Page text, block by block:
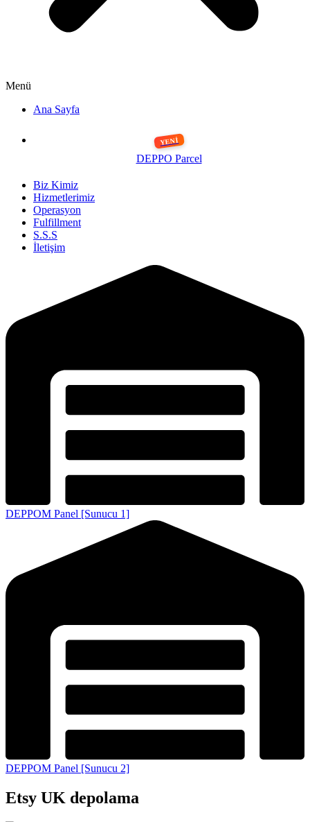
Menü
Ana Sayfa
DEPPO Parcel
Biz Kimiz
Hizmetlerimiz
Operasyon
Fulfillment
S.S.S
İletişim
DEPPOM Panel [Sunucu 1]
DEPPOM Panel [Sunucu 2]
Etsy UK depolama